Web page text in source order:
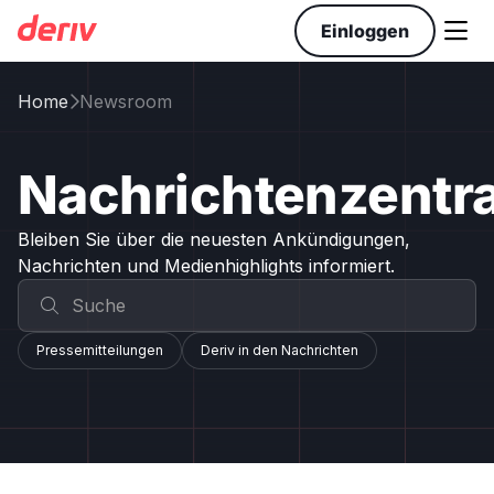
Einloggen 
HomeNewsroom
Bleiben Sie über die neuesten Ankündigungen,
Nachrichten und Medienhighlights informiert.
Pressemitteilungen Deriv in den Nachrichten